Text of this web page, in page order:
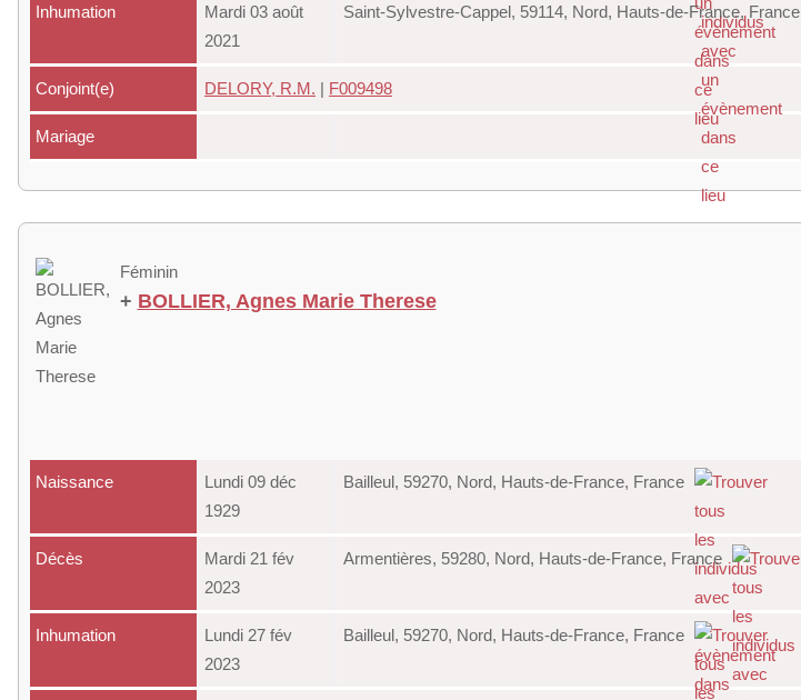
Inhumation
Mardi 03 août
2021
Saint-Sylvestre-Cappel, 59114, Nord, Hauts-de-France, France
Conjoint(e) DELORY, R.M. | F009498
Mariage
Féminin
+ BOLLIER, Agnes Marie Therese
Naissance
Lundi 09 déc
1929
Bailleul, 59270, Nord, Hauts-de-France, France
Décès
Mardi 21 fév
2023
Armentières, 59280, Nord, Hauts-de-France, France
Inhumation
Lundi 27 fév
2023
Bailleul, 59270, Nord, Hauts-de-France, France